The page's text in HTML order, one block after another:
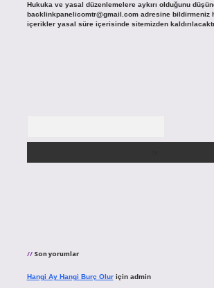
Hukuka ve yasal düzenlemelere aykırı olduğunu
backlinkpanelicomtr@gmail.comadresine bildirmeniz
içerikler yasal süre içerisinde sitemizden
Son yorumlar
Hangi Ay Hangi Burç Oluriçin admin